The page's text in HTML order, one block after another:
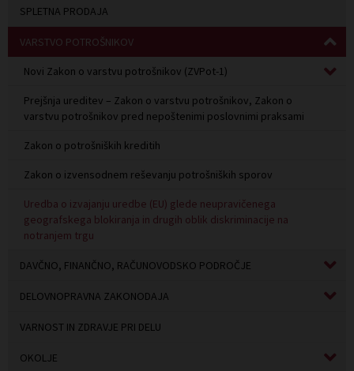
SPLETNA PRODAJA
VARSTVO POTROŠNIKOV
Novi Zakon o varstvu potrošnikov (ZVPot-1)
Prejšnja ureditev – Zakon o varstvu potrošnikov, Zakon o
varstvu potrošnikov pred nepoštenimi poslovnimi praksami
Zakon o potrošniških kreditih
Zakon o izvensodnem reševanju potrošniških sporov
Uredba o izvajanju uredbe (EU) glede neupravičenega
geografskega blokiranja in drugih oblik diskriminacije na
notranjem trgu
DAVČNO, FINANČNO, RAČUNOVODSKO PODROČJE
DELOVNOPRAVNA ZAKONODAJA
VARNOST IN ZDRAVJE PRI DELU
OKOLJE